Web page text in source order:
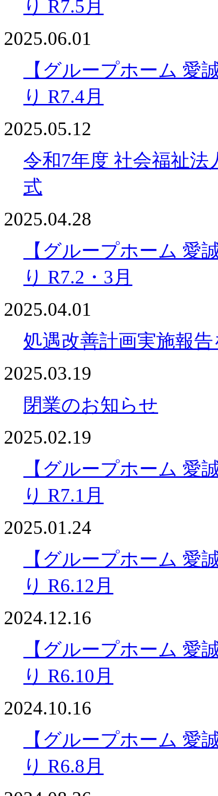
り R7.5月
2025.06.01
【グループホーム 愛
り R7.4月
2025.05.12
令和7年度 社会福祉法
式
2025.04.28
【グループホーム 愛
り R7.2・3月
2025.04.01
処遇改善計画実施報
2025.03.19
閉業のお知らせ
2025.02.19
【グループホーム 愛
り R7.1月
2025.01.24
【グループホーム 愛
り R6.12月
2024.12.16
【グループホーム 愛
り R6.10月
2024.10.16
【グループホーム 愛
り R6.8月